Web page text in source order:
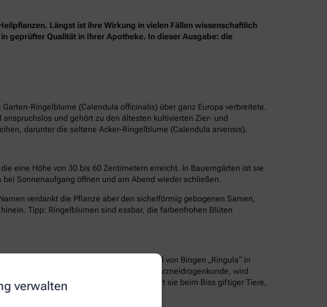
verwalten
Längst ist ihre Wirkung in vielen Fällen wissenschaftlich
geprüfter Qualität in Ihrer Apotheke. In dieser Ausgabe: die
Ringelblume (Calendula officinalis) über ganz Europa verbreitete.
und gehört zu den ältesten kultivierten Zier- und
darunter die seltene Acker-Ringelblume (Calendula arvensis).
eine Höhe von 30 bis 60 Zentimetern erreicht. In Bauerngärten ist sie
Sonnenaufgang öffnen und am Abend wieder schließen.
verdankt die Pflanze aber den sichelförmig gebogenen Samen,
Tipp: Ringelblumen sind essbar, die farbenfrohen Blüten
Im 12. Jahrhundert empfahl Hildegard von Bingen „Ringula“ in
Fassungen, dem großen Werk der Arzneidrogenkunde, wird
schrieb im 13. Jahrhundert: „Zerrieben hilft sie beim Biss giftiger Tiere,